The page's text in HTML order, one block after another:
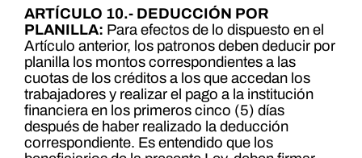
ARTÍCULO 10.- DEDUCCIÓN POR
PLANILLA: Para efectos de lo dispuesto en el
Artículo anterior, los patronos deben deducir por
planilla los montos correspondientes a las
cuotas de los créditos a los que accedan los
trabajadores y realizar el pago a la institución
financiera en los primeros cinco (5) días
después de haber realizado la deducción
correspondiente. Es entendido que los